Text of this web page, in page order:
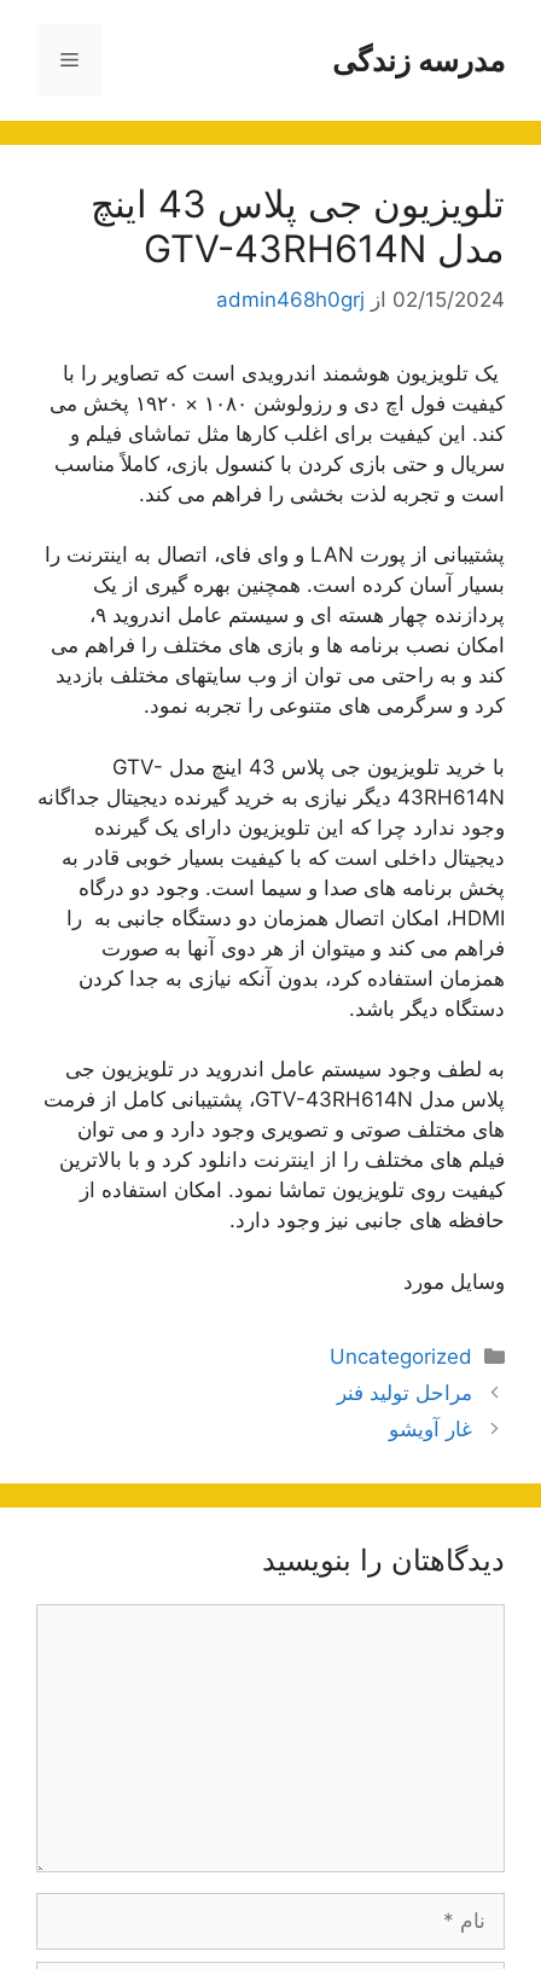
محتوامدرسه زندگی فهرست
تلویزیون جی پلاس 43 اینچ
مدل GTV-43RH614N
02/15/2024 از admin468h0grj
یک تلویزیون هوشمند اندرویدی است که تصاویر را با
کیفیت فول اچ دی و رزولوشن ۱۰۸۰ × ۱۹۲۰ پخش می
کند. این کیفیت برای اغلب کارها مثل تماشای فیلم و
سریال و حتی بازی کردن با کنسول بازی، کاملاً مناسب
است و تجربه لذت بخشی را فراهم می کند.
پشتیبانی از پورت LAN و وای فای، اتصال به اینترنت را
بسیار آسان کرده است. همچنین بهره گیری از یک
پردازنده چهار هسته ای و سیستم عامل اندروید ۹،
امکان نصب برنامه ها و بازی های مختلف را فراهم می
کند و به راحتی می توان از وب سایتهای مختلف بازدید
کرد و سرگرمی های متنوعی را تجربه نمود.
با خرید تلویزیون جی پلاس 43 اینچ مدل GTV-
43RH614N دیگر نیازی به خرید گیرنده دیجیتال جداگانه
وجود ندارد چرا که این تلویزیون دارای یک گیرنده
دیجیتال داخلی است که با کیفیت بسیار خوبی قادر به
پخش برنامه های صدا و سیما است. وجود دو درگاه
HDMI، امکان اتصال همزمان دو دستگاه جانبی به را
فراهم می کند و میتوان از هر دوی آنها به صورت
همزمان استفاده کرد، بدون آنکه نیازی به جدا کردن
دستگاه دیگر باشد.
به لطف وجود سیستم عامل اندروید در تلویزیون جی
پلاس مدل GTV-43RH614N، پشتیبانی کامل از فرمت
های مختلف صوتی و تصویری وجود دارد و می توان
فیلم های مختلف را از اینترنت دانلود کرد و با بالاترین
کیفیت روی تلویزیون تماشا نمود. امکان استفاده از
حافظه های جانبی نیز وجود دارد.
وسایل مورد
دسته‌ها
Uncategorized
ناوبری
نوشته‌ها
مراحل تولید فنر
غار آویشو
دیدگاهتان را بنویسید